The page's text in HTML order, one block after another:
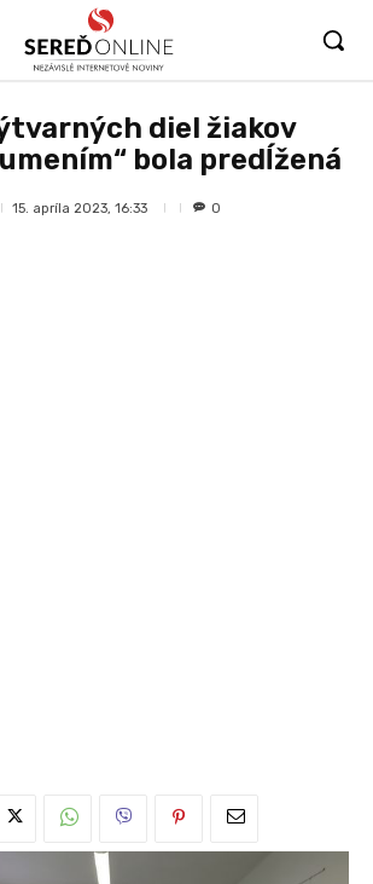
diel žiakov
bola predĺžená
15. apríla 2023, 16:33 0